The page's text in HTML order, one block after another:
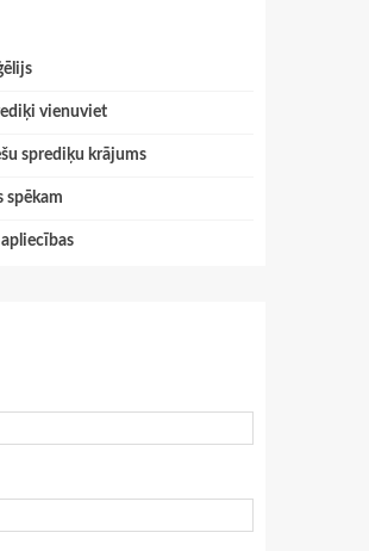
vienuviet
sprediķu krājums
spēkam